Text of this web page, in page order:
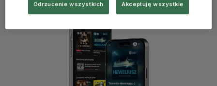
Odrzucenie wszystkich Akceptuję wszystkie